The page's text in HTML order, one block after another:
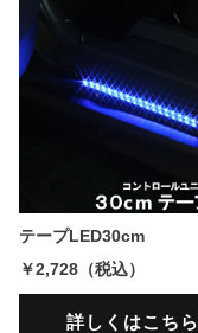
テープLED30cm
￥2,728（税込）
詳しくはこちら